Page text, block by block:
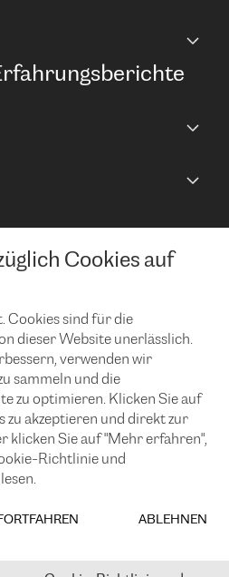
Cookies auf
Cookies sind für die
dieser Website unerlässlich.
verwenden wir
sammeln und die
zu optimieren. Klicken Sie auf
zu akzeptieren und direkt zur
klicken Sie auf "Mehr erfahren",
Richtlinie und
ABLEHNEN
Gateway Protocol)
Verbindung bleiben?
unserer News und Events
zu. Sie können diesen
kündigen; klicken Sie einfach auf den